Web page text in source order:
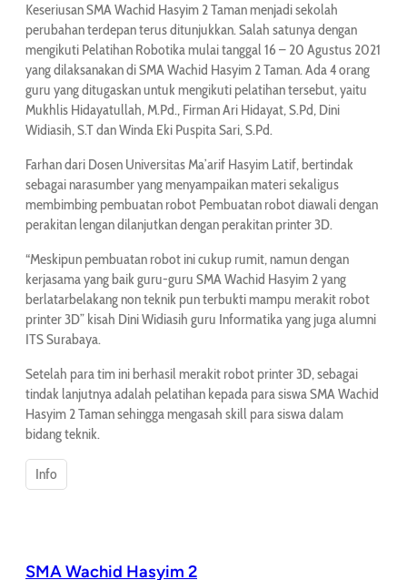
Keseriusan SMA Wachid Hasyim 2 Taman menjadi sekolah
perubahan terdepan terus ditunjukkan. Salah satunya dengan
mengikuti Pelatihan Robotika mulai tanggal 16 – 20 Agustus 2021
yang dilaksanakan di SMA Wachid Hasyim 2 Taman. Ada 4 orang
guru yang ditugaskan untuk mengikuti pelatihan tersebut, yaitu
Mukhlis Hidayatullah, M.Pd., Firman Ari Hidayat, S.Pd, Dini
Widiasih, S.T dan Winda Eki Puspita Sari, S.Pd.
Farhan dari Dosen Universitas Ma’arif Hasyim Latif, bertindak
sebagai narasumber yang menyampaikan materi sekaligus
membimbing pembuatan robot Pembuatan robot diawali dengan
perakitan lengan dilanjutkan dengan perakitan printer 3D.
“Meskipun pembuatan robot ini cukup rumit, namun dengan
kerjasama yang baik guru-guru SMA Wachid Hasyim 2 yang
berlatarbelakang non teknik pun terbukti mampu merakit robot
printer 3D” kisah Dini Widiasih guru Informatika yang juga alumni
ITS Surabaya.
Setelah para tim ini berhasil merakit robot printer 3D, sebagai
tindak lanjutnya adalah pelatihan kepada para siswa SMA Wachid
Hasyim 2 Taman sehingga mengasah skill para siswa dalam
bidang teknik.
Info
SMA Wachid Hasyim 2